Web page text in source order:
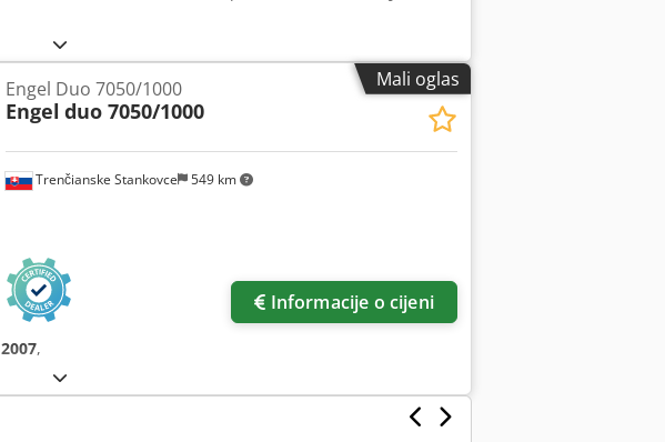
Mali oglas
Trenčianske Stankovce 549 km
Engel Duo 7050/1000
Engel duo 7050/1000
Informacije o cijeni
2007,